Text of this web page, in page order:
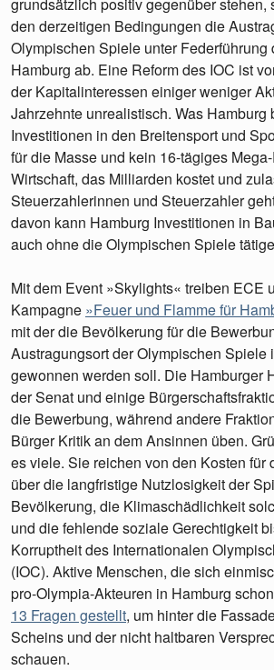
den derzeitigen Bedingungen die
Olympischen Spiele unter Federführung
Hamburg ab. Eine Reform des IOC ist
der Kapitalinteressen einiger weniger
Jahrzehnte unrealistisch. Was Hamburg
Investitionen in den Breitensport und
für die Masse und kein 16-tägiges
Wirtschaft, das Milliarden kostet und
Steuerzahlerinnen und Steuerzahler
davon kann Hamburg Investitionen in
auch ohne die Olympischen Spiele
Mit dem Event »Skylights« treiben ECE
Kampagne »Feuer und Flamme für
mit der die Bevölkerung für die
Austragungsort der Olympischen Spiele
gewonnen werden soll. Die Hamburger
der Senat und einige
die Bewerbung, während andere
Bürger Kritik an dem Ansinnen üben.
es viele. Sie reichen von den Kosten für
über die langfristige Nutzlosigkeit der
Bevölkerung, die Klimaschädlichkeit
und die fehlende soziale Gerechtigkeit
Korruptheit des Internationalen
(IOC). Aktive Menschen, die sich
pro-Olympia-Akteuren in Hamburg
13 Fragen gestellt, um hinter die
Scheins und der nicht haltbaren
schauen.